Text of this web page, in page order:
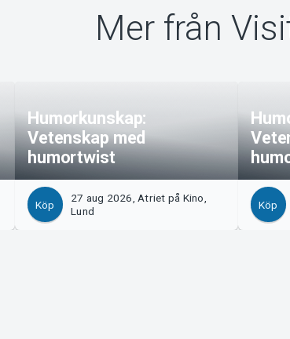
Mer från
Humorkunskap:
Vetenskap med
humortwist
Köp
27 aug 2026, Atriet på Kino,
Lund
Köp